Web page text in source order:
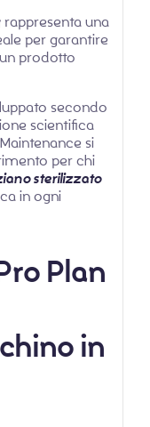
rappresenta una
per garantire
prodotto
secondo
scientifica
si
per chi
sterilizzato
in ogni
Plan
in